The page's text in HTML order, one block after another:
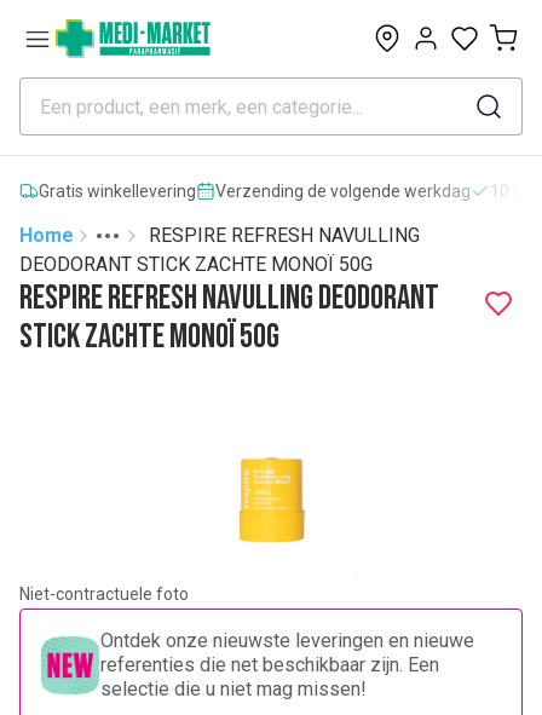
0
Gratis winkellevering Verzending de volgende werkdag
Home
More
Toggle menu
RESPIRE REFRESH NAVULLING
DEODORANT STICK ZACHTE MONOÏ 50G
RESPIRE REFRESH NAVULLING DEODORANT
STICK ZACHTE MONOÏ 50G
Niet-contractuele foto
Ontdek onze nieuwste leveringen en nieuwe
referenties die net beschikbaar zijn. Een
selectie die u niet mag missen!